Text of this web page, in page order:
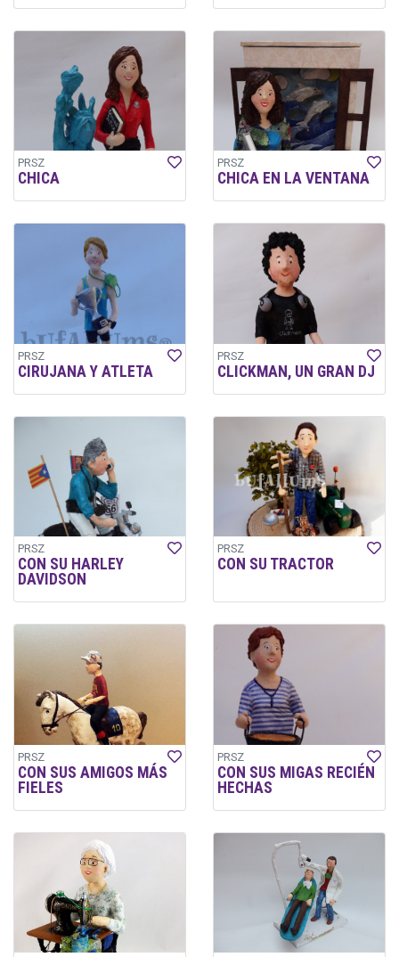
PRSZ
CHICA
PRSZ
CHICA EN LA VENTANA
PRSZ
CIRUJANA Y ATLETA
PRSZ
CLICKMAN, UN GRAN DJ
PRSZ
CON SU HARLEY
DAVIDSON
PRSZ
CON SU TRACTOR
PRSZ
CON SUS AMIGOS MÁS
FIELES
PRSZ
CON SUS MIGAS RECIÉN
HECHAS